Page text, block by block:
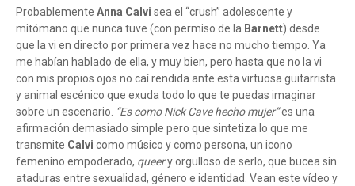
Probablemente Anna Calvi sea el “crush” adolescente y
mitómano que nunca tuve (con permiso de la Barnett) desde
que la vi en directo por primera vez hace no mucho tiempo. Ya
me habían hablado de ella, y muy bien, pero hasta que no la vi
con mis propios ojos no caí rendida ante esta virtuosa guitarrista
y animal escénico que exuda todo lo que te puedas imaginar
sobre un escenario. “Es como Nick Cave hecho mujer”es una
afirmación demasiado simple pero que sintetiza lo que me
transmite Calvi como músico y como persona, un icono
femenino empoderado, queery orgulloso de serlo, que bucea sin
ataduras entre sexualidad, género e identidad. Vean este vídeo y